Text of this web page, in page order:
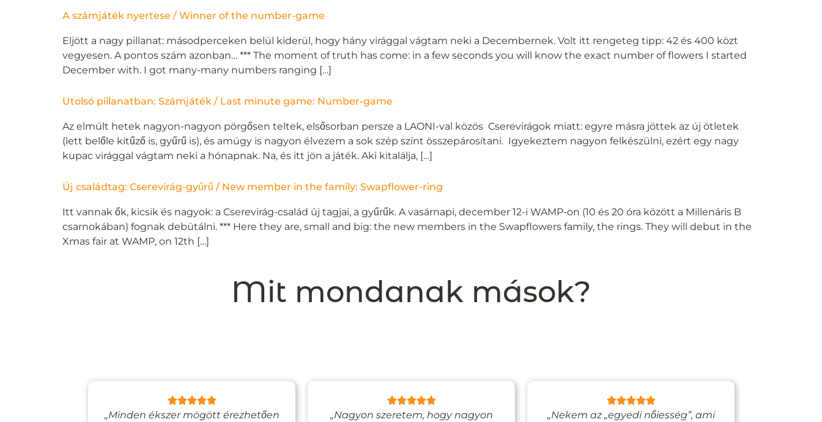
A számjáték nyertese / Winner of the number-game
Eljött a nagy pillanat: másodperceken belül kiderül, hogy hány virággal vágtam neki a Decembernek. Volt itt rengeteg tipp: 42 és 400 közt
vegyesen. A pontos szám azonban… *** The moment of truth has come: in a few seconds you will know the exact number of flowers I started
December with. I got many-many numbers ranging […]
Utolsó pillanatban: Számjáték / Last minute game: Number-game
Az elmúlt hetek nagyon-nagyon pörgősen teltek, elsősorban persze a LAONI-val közös Cserevirágok miatt: egyre másra jöttek az új ötletek
(lett belőle kitűző is, gyűrű is), és amúgy is nagyon élvezem a sok szép színt összepárosítani. Igyekeztem nagyon felkészülni, ezért egy nagy
kupac virággal vágtam neki a hónapnak. Na, és itt jön a játék. Aki kitalálja, […]
Új családtag: Cserevirág-gyűrű / New member in the family: Swapflower-ring
Itt vannak ők, kicsik és nagyok: a Cserevirág-család új tagjai, a gyűrűk. A vasárnapi, december 12-i WAMP-on (10 és 20 óra között a Millenáris B
csarnokában) fognak debütálni. *** Here they are, small and big: the new members in the Swapflowers family, the rings. They will debut in the
Xmas fair at WAMP, on 12th […]
Mit mondanak mások?
„Minden ékszer mögött érezhetően
„Nagyon szeretem, hogy nagyon
„Nekem az „egyedi nőiesség”, ami